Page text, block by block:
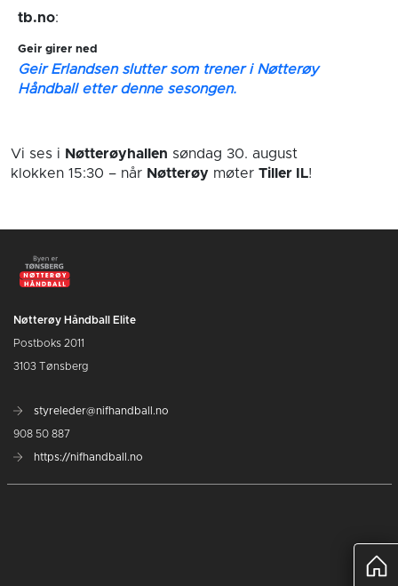
tb.no:
Geir girer ned
Geir Erlandsen slutter som trener i Nøtterøy
Håndball etter denne sesongen.
Vi ses i Nøtterøyhallen søndag 30. august
klokken 15:30 – når Nøtterøy møter Tiller IL!
Nøtterøy Håndball Elite
Postboks 2011
3103 Tønsberg
styreleder@nifhandball.no
908 50 887
https://nifhandball.no